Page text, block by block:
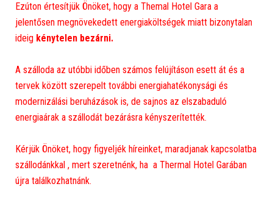
Ezúton értesítjük Önöket, hogy a Themal Hotel Gara a
jelentősen megnövekedett energiaköltségek miatt bizonytalan
ideig kénytelen bezárni.
A szálloda az utóbbi időben számos felújításon esett át és a
tervek között szerepelt további energiahatékonysági és
modernizálási beruházások is, de sajnos az elszabaduló
energiaárak a szállodát bezárásra kényszerítették.
Kérjük Önöket, hogy figyeljék híreinket, maradjanak kapcsolatba
szállodánkkal , mert szeretnénk, ha a Thermal Hotel Garában
újra találkozhatnánk.